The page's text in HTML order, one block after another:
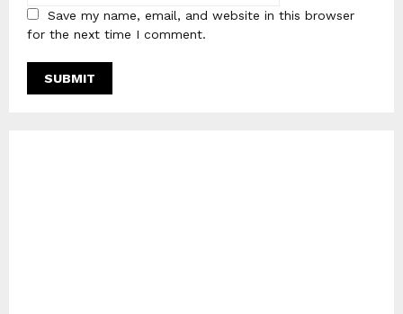
Save my name, email, and website in this browser
for the next time I comment.